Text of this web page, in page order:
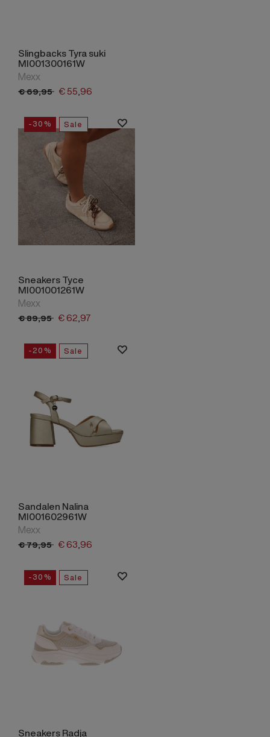
Slingbacks Tyra suki
MI001300161W
Mexx
€69,95 €55,96
-30% Sale
Sneakers Tyce
MI001001261W
Mexx
€89,95 €62,97
-20% Sale
Sandalen Nalina
MI001602961W
Mexx
€79,95 €63,96
-30% Sale
Sneakers Radja